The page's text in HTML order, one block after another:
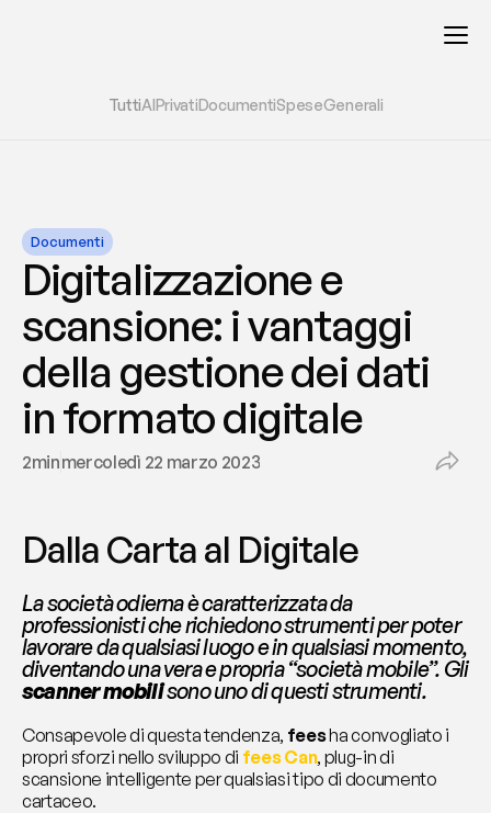
TuttiAIPrivatiDocumentiSpeseGenerali
Documenti
Digitalizzazione e
scansione: i vantaggi
della gestione dei dati
in formato digitale
2minmercoledì 22 marzo 2023
Dalla Carta al Digitale
La società odierna è caratterizzata da
professionisti che richiedono strumenti per poter
lavorare da qualsiasi luogo e in qualsiasi momento,
diventando una vera e propria “società mobile”. Gli
scanner mobili sono uno di questi strumenti.
Consapevole di questa tendenza, fees ha convogliato i
propri sforzi nello sviluppo di fees Can, plug-in di
scansione intelligente per qualsiasi tipo di documento
cartaceo.